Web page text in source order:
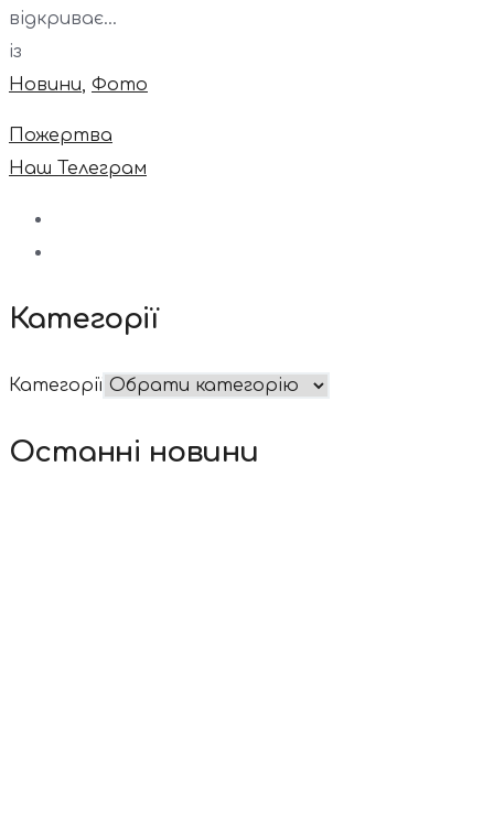
відкриває...
із
Новини, Фото
Пожертва
Наш Телеграм
Категорії
Категорії
Останні новини